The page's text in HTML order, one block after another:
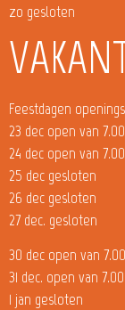
zo gesloten
Feestdagen
23 dec open van
24 dec open van
25 dec gesloten
26 dec gesloten
27 dec. gesloten
30 dec open van
31 dec. open van
1 jan gesloten